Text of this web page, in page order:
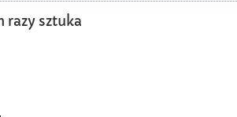
razy sztuka